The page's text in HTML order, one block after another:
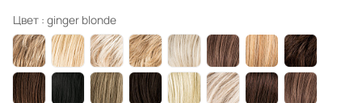
Цвет : ginger blonde